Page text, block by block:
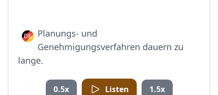
Planungs- und
Genehmigungsverfahren dauern zu
lange.
0.5x Listen 1.5x